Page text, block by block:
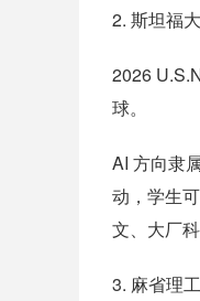
2. 斯坦福
2026
球。
AI 方向隶
动，学生
文、大厂
3. 麻省理